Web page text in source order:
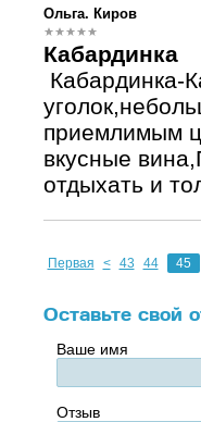
Ольга. Киров
Кабардинка
Кабардинка-
приемлимым
вкусные
отдыхать и
Первая < 43 44 45
Оставьте свой
Ваше имя
Отзыв